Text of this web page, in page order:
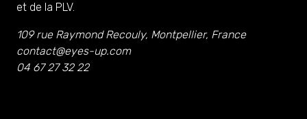
et de la PLV.
109 rue Raymond Recouly, Montpellier, France
contact@eyes-up.com
04 67 27 32 22